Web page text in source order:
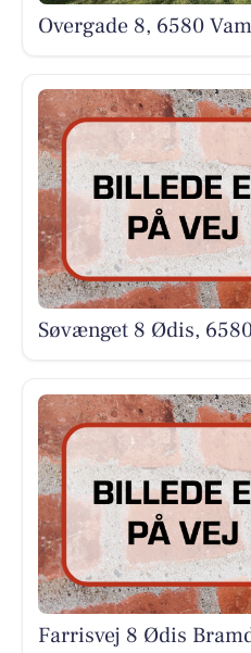
Overgade 8, 6580
Søvænget 8 Ødis,
Farrisvej 8 Ødis